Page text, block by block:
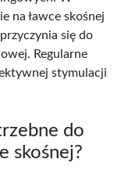
na ławce skośnej
się do
Regularne
stymulacji
do
skośnej?